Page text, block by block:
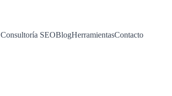
Consultoría SEOBlogHerramientasContacto